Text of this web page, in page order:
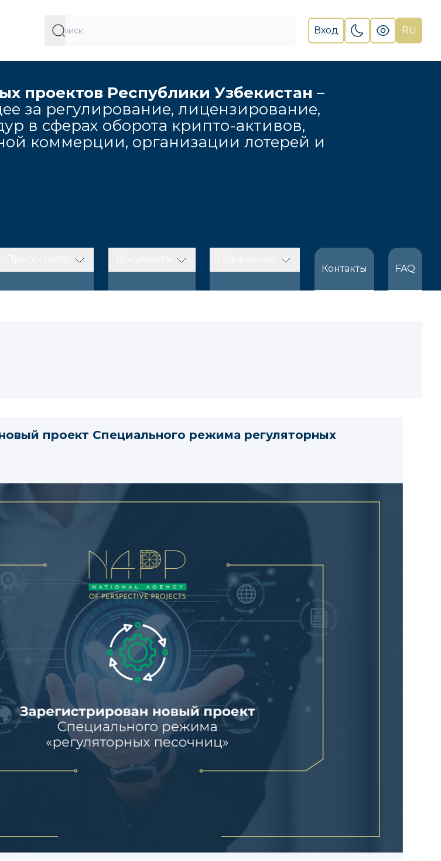
Вход RU
проектов Республики Узбекистан –
за регулирование, лицензирование,
в сферах оборота крипто-активов,
коммерции, организации лотерей и
Контакты
FAQ
проект Специального режима регуляторных